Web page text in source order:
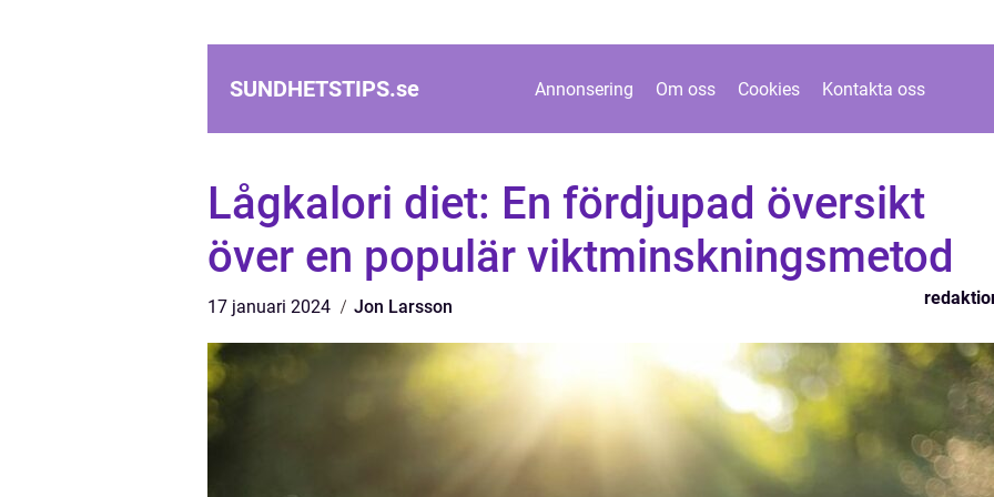
SUNDHETSTIPS.se Annonsering Om oss Cookies Kontakta oss
Lågkalori diet: En fördjupad översikt
över en populär viktminskningsmetod
17 januari 2024 Jon Larsson